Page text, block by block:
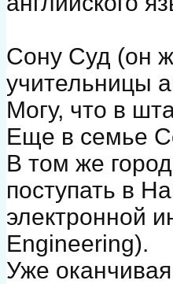
Сону Суд (он
учительницы
Могу, что в
Еще в семье
В том же
поступать в
электронной
Engineering).
Уже